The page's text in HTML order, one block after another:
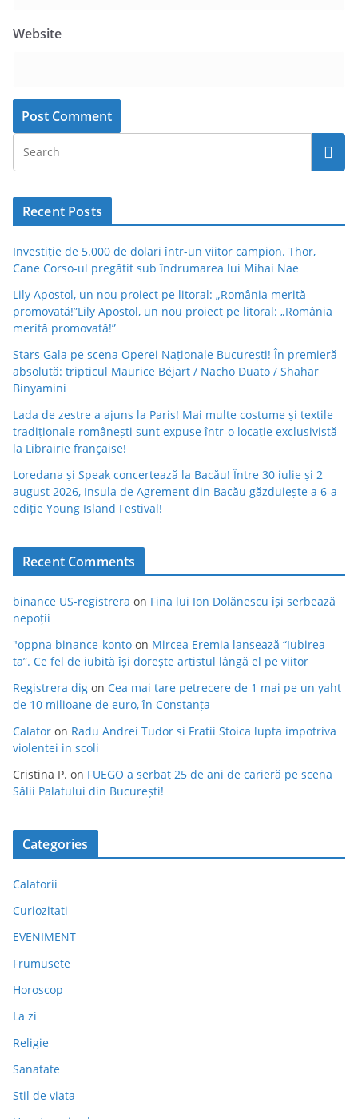
Website
Recent Posts
Investiție de 5.000 de dolari într-un viitor campion. Thor,
Cane Corso-ul pregătit sub îndrumarea lui Mihai Nae
Lily Apostol, un nou proiect pe litoral: „România merită
promovată!”Lily Apostol, un nou proiect pe litoral: „România
merită promovată!”
Stars Gala pe scena Operei Naționale București! În premieră
absolută: tripticul Maurice Béjart / Nacho Duato / Shahar
Binyamini
Lada de zestre a ajuns la Paris! Mai multe costume și textile
tradiționale românești sunt expuse într-o locație exclusivistă
la Librairie française!
Loredana și Speak concertează la Bacău! Între 30 iulie și 2
august 2026, Insula de Agrement din Bacău găzduiește a 6-a
ediție Young Island Festival!
Recent Comments
binance US-registrera on Fina lui Ion Dolănescu își serbează
nepoții
"oppna binance-konto on Mircea Eremia lansează “Iubirea
ta”. Ce fel de iubită își dorește artistul lângă el pe viitor
Registrera dig on Cea mai tare petrecere de 1 mai pe un yaht
de 10 milioane de euro, în Constanța
Calator on Radu Andrei Tudor si Fratii Stoica lupta impotriva
violentei in scoli
Cristina P. on FUEGO a serbat 25 de ani de carieră pe scena
Sălii Palatului din București!
Categories
Calatorii
Curiozitati
EVENIMENT
Frumusete
Horoscop
La zi
Religie
Sanatate
Stil de viata